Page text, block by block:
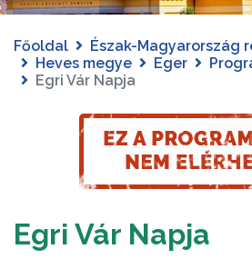
Főoldal
Észak-Magyarország
Heves megye
Eger
Egri Vár Napja
Egri Vár Napja